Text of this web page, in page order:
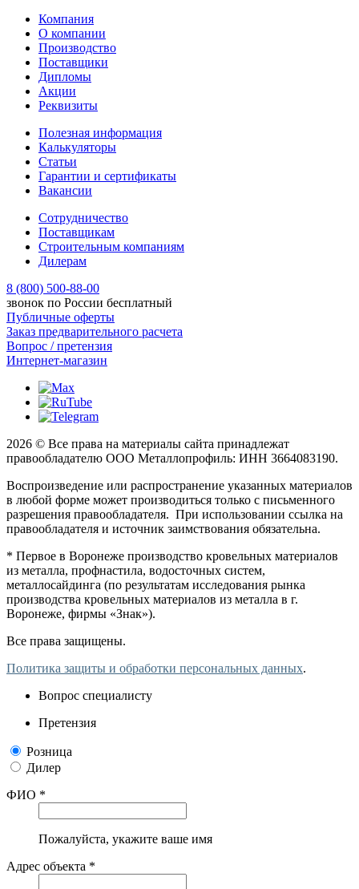
Компания
О компании
Производство
Поставщики
Дипломы
Акции
Реквизиты
Полезная информация
Калькуляторы
Статьи
Гарантии и сертификаты
Вакансии
Сотрудничество
Поставщикам
Строительным компаниям
Дилерам
8 (800) 500-88-00
звонок по России бесплатный
Публичные оферты
Заказ предварительного расчета
Вопрос / претензия
Интернет-магазин
2026 © Все права на материалы сайта принадлежат
правообладателю ООО Металлопрофиль: ИНН 3664083190.
Воспроизведение или распространение указанных материалов
в любой форме может производиться только с письменного
разрешения правообладателя. При использовании ссылка на
правообладателя и источник заимствования обязательна.
* Первое в Воронеже производство кровельных материалов
из металла, профнастила, водосточных систем,
металлосайдинга (по результатам исследования рынка
производства кровельных материалов из металла в г.
Воронеже, фирмы «Знак»).
Все права защищены.
Политика защиты и обработки персональных данных.
Вопрос специалисту
Претензия
Розница
Дилер
ФИО *
Пожалуйста, укажите ваше имя
Адрес объекта *